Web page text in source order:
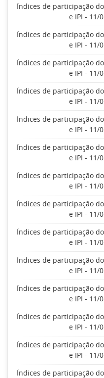
Índices de participação
e IPI - 11/
Índices de participação
e IPI - 11/
Índices de participação
e IPI - 11/
Índices de participação
e IPI - 11/
Índices de participação
e IPI - 11/
Índices de participação
e IPI - 11/
Índices de participação
e IPI - 11/
Índices de participação
e IPI - 11/
Índices de participação
e IPI - 11/
Índices de participação
e IPI - 11/
Índices de participação
e IPI - 11/
Índices de participação
e IPI - 11/
Índices de participação
e IPI - 11/
Índices de participação